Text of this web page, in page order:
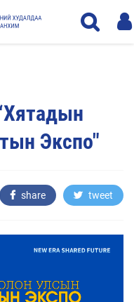
Экспо"
share tweet